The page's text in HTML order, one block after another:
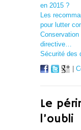
en 2015 ?
Les
pour lutter
directive…
Sécurité des
Le
l’oubli